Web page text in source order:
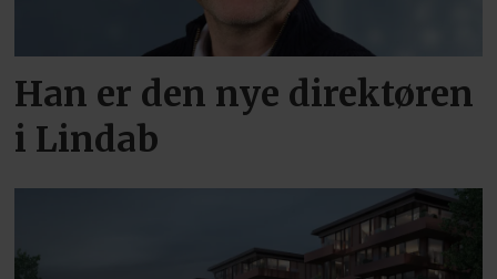
Han er den nye direktøren
i Lindab